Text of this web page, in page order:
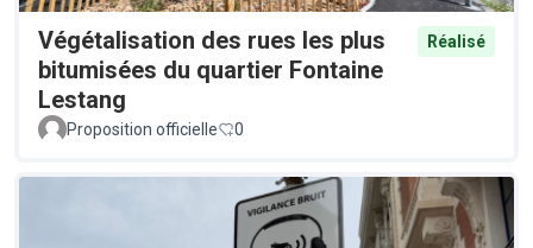
Végétalisation des rues les plus
bitumisées du quartier Fontaine
Lestang
Réalisé
Proposition officielle 0